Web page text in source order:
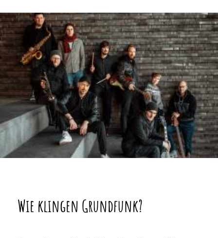
Wie klingen Grundfunk?